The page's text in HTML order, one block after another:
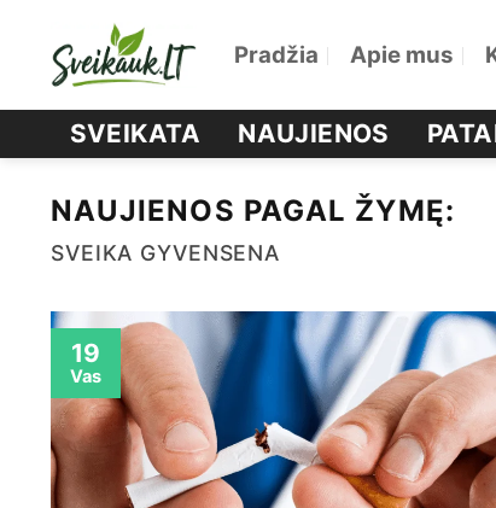
Pradžia Apie mus
SVEIKATA NAUJIENOS
NAUJIENOS PAGAL ŽYMĘ:
SVEIKA GYVENSENA
19
Vas